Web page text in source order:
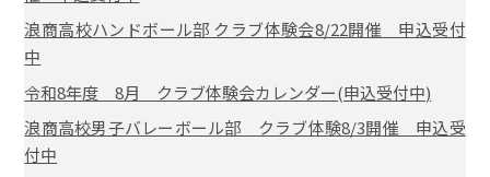
浪商高校ハンドボール部 クラブ体験会8/22開催 申込受付
中
令和8年度 8月 クラブ体験会カレンダー(申込受付中)
浪商高校男子バレーボール部 クラブ体験8/3開催 申込受
付中